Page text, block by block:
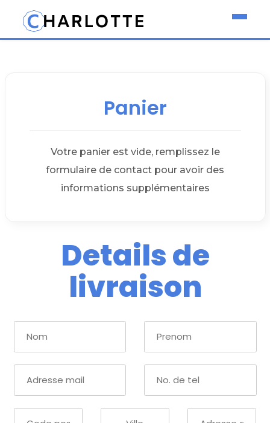
Details de
livraison
Panier
Votre panier est vide, remplissez le
formulaire de contact pour avoir des
informations supplémentaires